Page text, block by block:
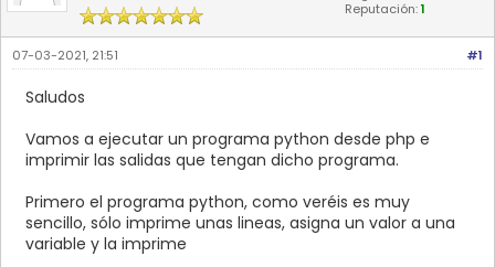
Reputación:1
#1
07-03-2021, 21:51
Saludos
Vamos a ejecutar un programa python desde php e
imprimir las salidas que tengan dicho programa.
Primero el programa python, como veréis es muy
sencillo, sólo imprime unas lineas, asigna un valor a una
variable y la imprime